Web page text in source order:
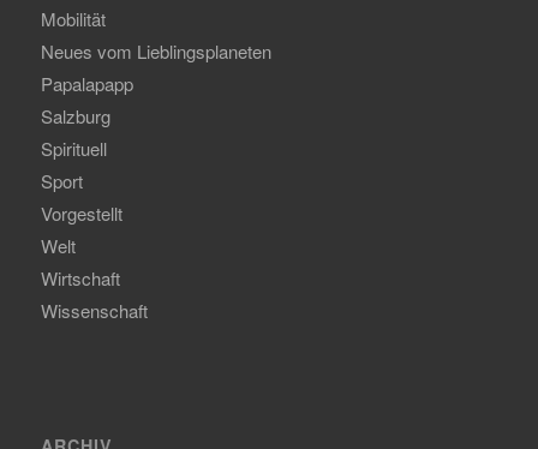
Mobilität
Neues vom Lieblingsplaneten
Papalapapp
Salzburg
Spirituell
Sport
Vorgestellt
Welt
Wirtschaft
Wissenschaft